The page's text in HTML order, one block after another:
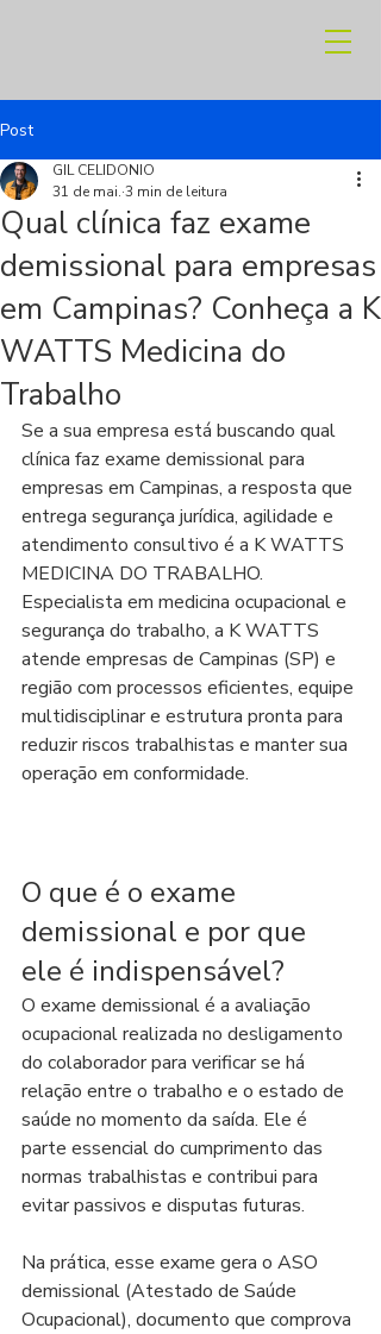
Post
Qual clínica faz exame
demissional para empresas
em Campinas? Conheça a K
WATTS Medicina do
Trabalho
GIL CELIDONIO
31 de mai. 3 min de leitura
Se a sua empresa está buscando qual
clínica faz exame demissional para
empresas em Campinas, a resposta que
entrega segurança jurídica, agilidade e
atendimento consultivo é a K WATTS
MEDICINA DO TRABALHO.
Especialista em medicina ocupacional e
segurança do trabalho, a K WATTS
atende empresas de Campinas (SP) e
região com processos eficientes, equipe
multidisciplinar e estrutura pronta para
reduzir riscos trabalhistas e manter sua
operação em conformidade.
O que é o exame
demissional e por que
ele é indispensável?
O exame demissional é a avaliação
ocupacional realizada no desligamento
do colaborador para verificar se há
relação entre o trabalho e o estado de
saúde no momento da saída. Ele é
parte essencial do cumprimento das
normas trabalhistas e contribui para
evitar passivos e disputas futuras.
Na prática, esse exame gera o ASO
demissional (Atestado de Saúde
Ocupacional), documento que comprova